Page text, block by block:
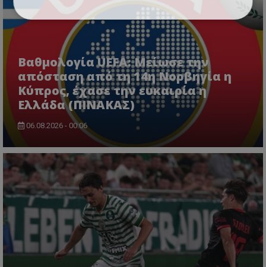
Βαθμολογία UEFA: Μείωσε την
απόσταση από τη 14η Νορβηγία η
Κύπρος, έχασε την ευκαιρία η
Ελλάδα (ΠΙΝΑΚΑΣ)
06.08.2026 - 00:06